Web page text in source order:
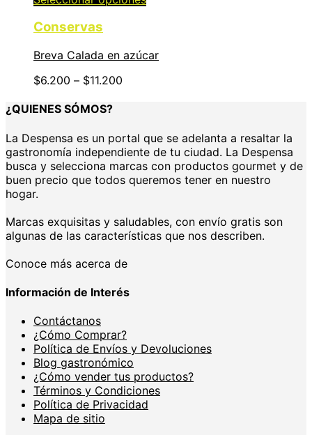
Conservas
Breva Calada en azúcar
$6.200 – $11.200
¿QUIENES SÓMOS?
La Despensa es un portal que se adelanta a resaltar la
gastronomía independiente de tu ciudad. La Despensa
busca y selecciona marcas con productos gourmet y de
buen precio que todos queremos tener en nuestro
hogar.
Marcas exquisitas y saludables, con envío gratis son
algunas de las características que nos describen.
Conoce más acerca de
Información de Interés
Contáctanos
¿Cómo Comprar?
Política de Envíos y Devoluciones
Blog gastronómico
¿Cómo vender tus productos?
Términos y Condiciones
Política de Privacidad
Mapa de sitio